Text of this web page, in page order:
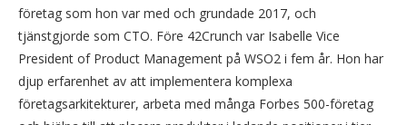
företag som hon var med och grundade 2017, och
tjänstgjorde som CTO. Före 42Crunch var Isabelle Vice
President of Product Management på WSO2 i fem år. Hon har
djup erfarenhet av att implementera komplexa
företagsarkitekturer, arbeta med många Forbes 500-företag